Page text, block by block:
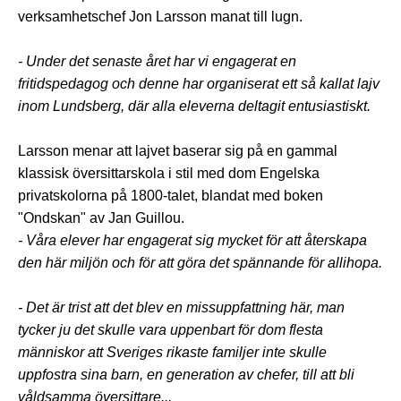
verksamhetschef Jon Larsson manat till lugn.
- Under det senaste året har vi engagerat en
fritidspedagog och denne har organiserat ett så kallat lajv
inom Lundsberg, där alla eleverna deltagit entusiastiskt.
Larsson menar att lajvet baserar sig på en gammal
klassisk översittarskola i stil med dom Engelska
privatskolorna på 1800-talet, blandat med boken
"Ondskan" av Jan Guillou.
- Våra elever har engagerat sig mycket för att återskapa
den här miljön och för att göra det spännande för allihopa.
- Det är trist att det blev en missuppfattning här, man
tycker ju det skulle vara uppenbart för dom flesta
människor att Sveriges rikaste familjer inte skulle
uppfostra sina barn, en generation av chefer, till att bli
våldsamma översittare...